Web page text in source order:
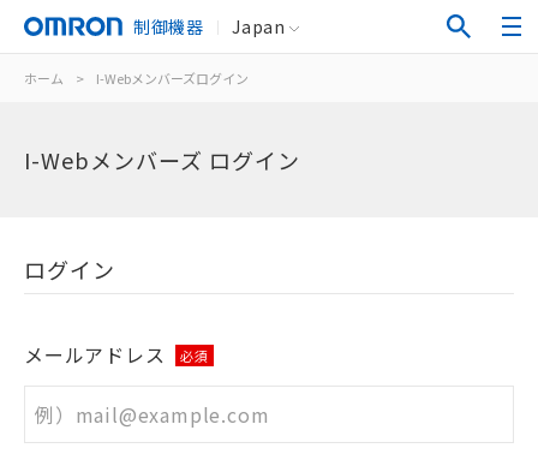
制御機器 Japan
ホーム > I-Webメンバーズログイン
I-Webメンバーズ ログイン
ログイン
メールアドレス 必須